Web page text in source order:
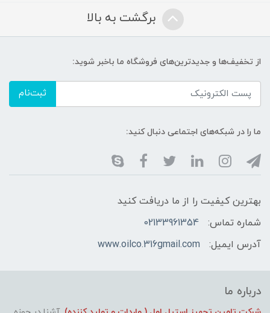
برگشت به بالا
از تخفیف‌ها و جدیدترین‌های فروشگاه ما باخبر شوید:
ثبت‌نام
ما را در شبکه‌های اجتماعی دنبال کنید:
بهترین کیفیت را از ما دریافت کنید
شماره تماس:
02133961354
آدرس ایمیل:
www.oilco.316gmail.com
درباره ما